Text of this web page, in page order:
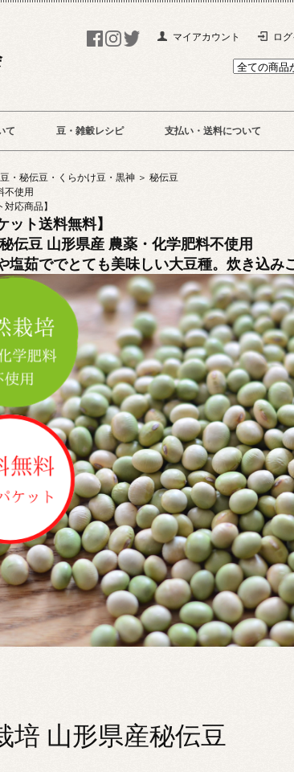
マイアカウント ロ
て 豆・雑穀レシピ 支払い・送料について
・秘伝豆・くらかけ豆・黒神 ＞ 秘伝豆
不使用
対応商品】
ット送料無料】
伝豆 山形県産 農薬・化学肥料不使用
塩茹ででとても美味しい大豆種。炊き込み
培 山形県産秘伝豆